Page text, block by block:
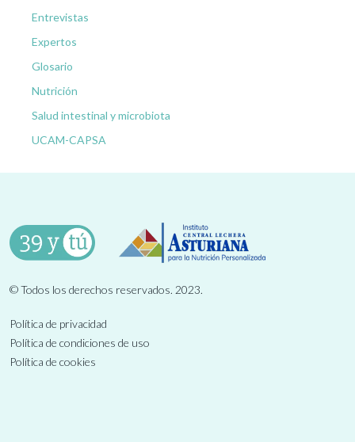
Entrevistas
Expertos
Glosario
Nutrición
Salud intestinal y microbiota
UCAM-CAPSA
© Todos los derechos reservados. 2023.
Política de privacidad
Política de condiciones de uso
Política de cookies